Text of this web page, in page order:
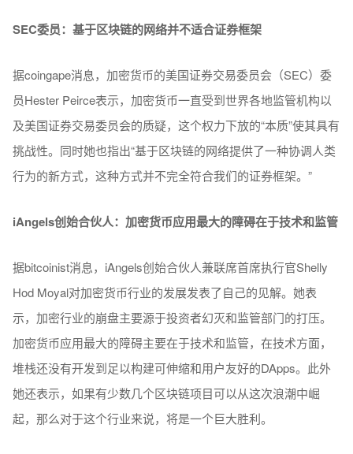
SEC委员：基于区块链的网络并不适合证券框架
据coingape消息，加密货币的美国证券交易委员会（SEC）委
员Hester Peirce表示，加密货币一直受到世界各地监管机构以
及美国证券交易委员会的质疑，这个权力下放的“本质”使其具有
挑战性。同时她也指出“基于区块链的网络提供了一种协调人类
行为的新方式，这种方式并不完全符合我们的证券框架。”
iAngels创始合伙人：加密货币应用最大的障碍在于技术和监管
据bitcoinist消息，iAngels创始合伙人兼联席首席执行官Shelly
Hod Moyal对加密货币行业的发展发表了自己的见解。她表
示，加密行业的崩盘主要源于投资者幻灭和监管部门的打压。
加密货币应用最大的障碍主要在于技术和监管，在技术方面，
堆栈还没有开发到足以构建可伸缩和用户友好的DApps。此外
她还表示，如果有少数几个区块链项目可以从这次浪潮中崛
起，那么对于这个行业来说，将是一个巨大胜利。